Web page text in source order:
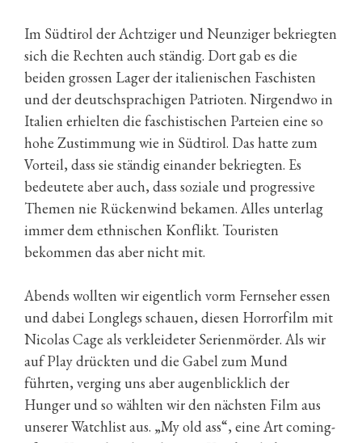
Im Südtirol der Achtziger und Neunziger bekriegten
sich die Rechten auch ständig. Dort gab es die
beiden grossen Lager der italienischen Faschisten
und der deutschsprachigen Patrioten. Nirgendwo in
Italien erhielten die faschistischen Parteien eine so
hohe Zustimmung wie in Südtirol. Das hatte zum
Vorteil, dass sie ständig einander bekriegten. Es
bedeutete aber auch, dass soziale und progressive
Themen nie Rückenwind bekamen. Alles unterlag
immer dem ethnischen Konflikt. Touristen
bekommen das aber nicht mit.
Abends wollten wir eigentlich vorm Fernseher essen
und dabei Longlegs schauen, diesen Horrorfilm mit
Nicolas Cage als verkleideter Serienmörder. Als wir
auf Play drückten und die Gabel zum Mund
führten, verging uns aber augenblicklich der
Hunger und so wählten wir den nächsten Film aus
unserer Watchlist aus. „My old ass“, eine Art coming-